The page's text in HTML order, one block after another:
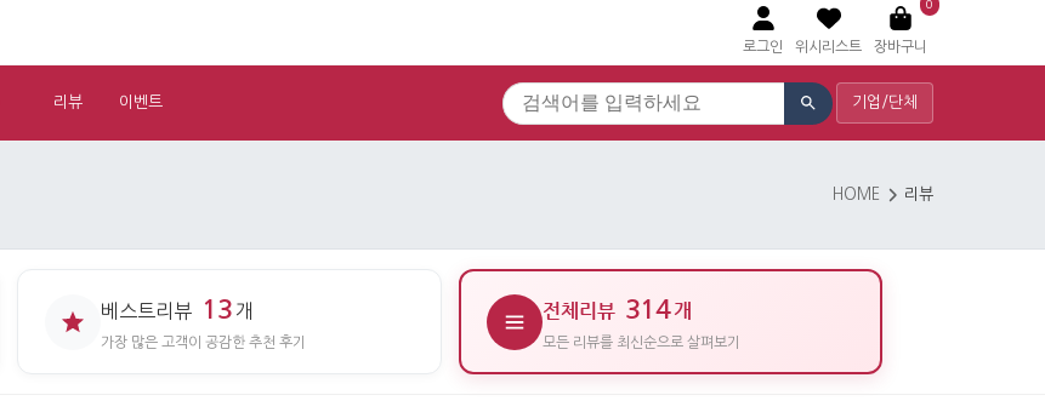
로그인 위시리스트
0
장바구니
리뷰 이벤트 기업/단체
HOME 리뷰
베스트리뷰 13 개
가장 많은 고객이 공감한 추천 후기
전체리뷰 314개
모든 리뷰를 최신순으로 살펴보기